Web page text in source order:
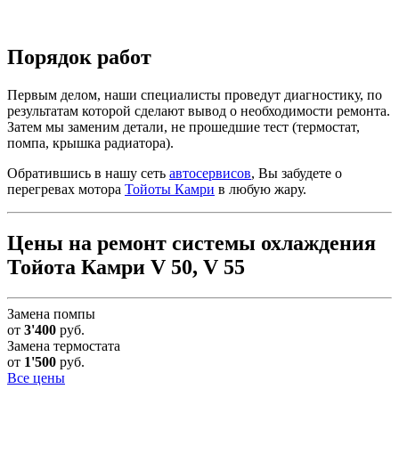
Порядок работ
Первым делом, наши специалисты проведут диагностику, по
результатам которой сделают вывод о необходимости ремонта.
Затем мы заменим детали, не прошедшие тест (термостат,
помпа, крышка радиатора).
Обратившись в нашу сеть автосервисов, Вы забудете о
перегревах мотора Тойоты Камри в любую жару.
Цены на ремонт системы охлаждения
Тойота Камри V 50, V 55
Замена помпы
от 3'400 руб.
Замена термостата
от 1'500 руб.
Все цены